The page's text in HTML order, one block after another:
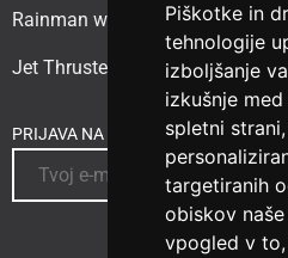
Piškotke in
tehnologije
izboljšanje
izkušnje
spletni
targetiranih
obiskov
vpogled v
Rainman watermaker
Jet Thruster
PRIJAVA NA NOVICE